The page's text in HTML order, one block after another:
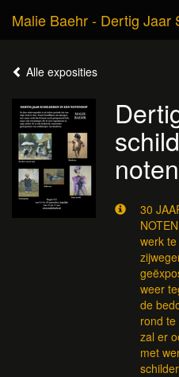
Alle exposities
30
werk
weer
de
rond
zal er
met